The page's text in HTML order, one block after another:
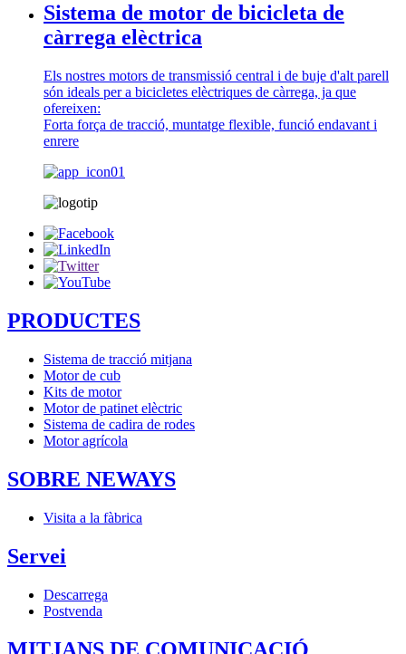
Sistema de motor de bicicleta de
càrrega elèctrica
Els nostres motors de transmissió central i de buje d'alt parell
són ideals per a bicicletes elèctriques de càrrega, ja que
ofereixen:
Forta força de tracció, muntatge flexible, funció endavant i
enrere
PRODUCTES
Sistema de tracció mitjana
Motor de cub
Kits de motor
Motor de patinet elèctric
Sistema de cadira de rodes
Motor agrícola
SOBRE NEWAYS
Visita a la fàbrica
Servei
Descarrega
Postvenda
MITJANS DE COMUNICACIÓ